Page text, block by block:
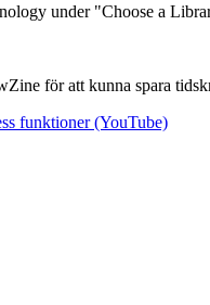
under "Choose a
för att kunna spara
funktioner (YouTube)